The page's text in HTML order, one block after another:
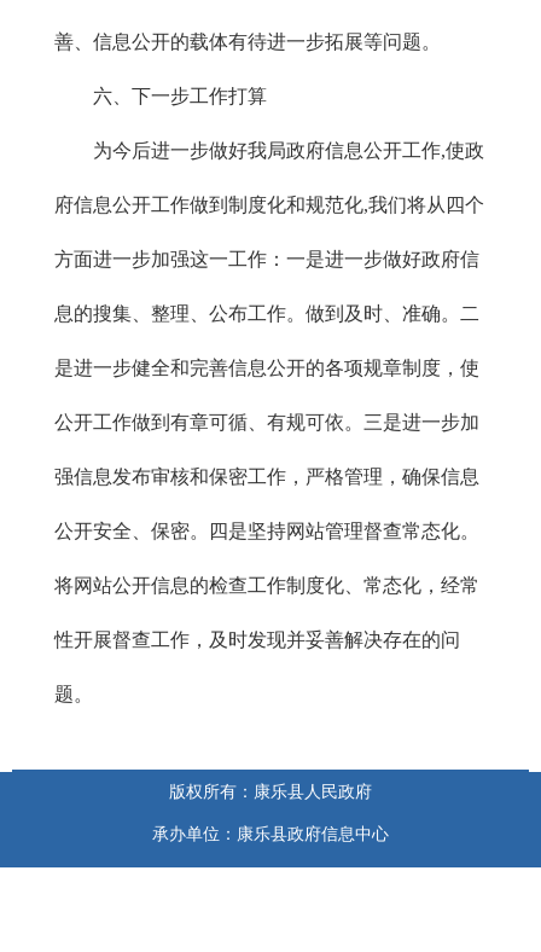
善、信息公开的载体有待进一步拓展等问题。
六、下一步工作打算
为今后进一步做好我局政府信息公开工作,使政
府信息公开工作做到制度化和规范化,我们将从四个
方面进一步加强这一工作：一是进一步做好政府信
息的搜集、整理、公布工作。做到及时、准确。二
是进一步健全和完善信息公开的各项规章制度，使
公开工作做到有章可循、有规可依。三是进一步加
强信息发布审核和保密工作，严格管理，确保信息
公开安全、保密。四是坚持网站管理督查常态化。
将网站公开信息的检查工作制度化、常态化，经常
性开展督查工作，及时发现并妥善解决存在的问
题。
版权所有：康乐县人民政府
承办单位：康乐县政府信息中心